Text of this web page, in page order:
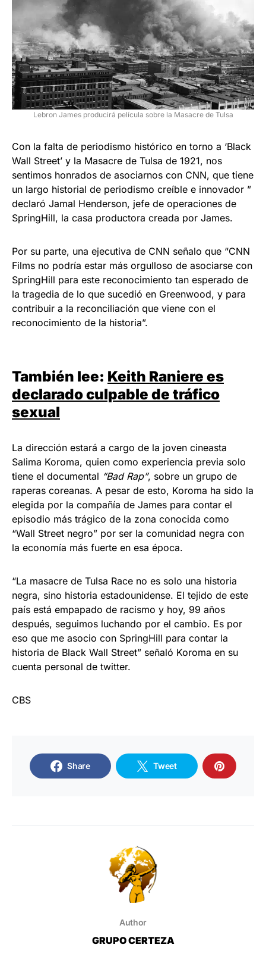
Lebron James producirá película sobre la Masacre de Tulsa
Con la falta de periodismo histórico en torno a ‘Black
Wall Street’ y la Masacre de Tulsa de 1921, nos
sentimos honrados de asociarnos con CNN, que tiene
un largo historial de periodismo creíble e innovador ”
declaró Jamal Henderson, jefe de operaciones de
SpringHill, la casa productora creada por James.
Por su parte, una ejecutiva de CNN señalo que “CNN
Films no podría estar más orgulloso de asociarse con
SpringHill para este reconocimiento tan esperado de
la tragedia de lo que sucedió en Greenwood, y para
contribuir a la reconciliación que viene con el
reconocimiento de la historia”.
También lee: Keith Raniere es
declarado culpable de tráfico
sexual
La dirección estará a cargo de la joven cineasta
Salima Koroma, quien como experiencia previa solo
tiene el documental “Bad Rap”, sobre un grupo de
raperas coreanas. A pesar de esto, Koroma ha sido la
elegida por la compañía de James para contar el
episodio más trágico de la zona conocida como
“Wall Street negro” por ser la comunidad negra con
la economía más fuerte en esa época.
“La masacre de Tulsa Race no es solo una historia
negra, sino historia estadounidense. El tejido de este
país está empapado de racismo y hoy, 99 años
después, seguimos luchando por el cambio. Es por
eso que me asocio con SpringHill para contar la
historia de Black Wall Street” señaló Koroma en su
cuenta personal de twitter.
CBS
Share Tweet
Author
GRUPO CERTEZA